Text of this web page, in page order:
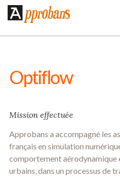
Optiflow
Mission effectuée
Approbans a accompagné les
français en simulation
comportement aérodynamique
urbains, dans un processus de